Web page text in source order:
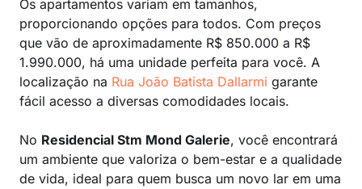
Os apartamentos variam em tamanhos,
proporcionando opções para todos. Com preços
que vão de aproximadamente R$ 850.000 a R$
1.990.000, há uma unidade perfeita para você. A
localização na Rua João Batista Dallarmi garante
fácil acesso a diversas comodidades locais.
No Residencial Stm Mond Galerie, você encontrará
um ambiente que valoriza o bem-estar e a qualidade
de vida, ideal para quem busca um novo lar em uma